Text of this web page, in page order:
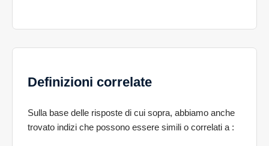
Definizioni correlate
Sulla base delle risposte di cui sopra, abbiamo anche
trovato indizi che possono essere simili o correlati a :